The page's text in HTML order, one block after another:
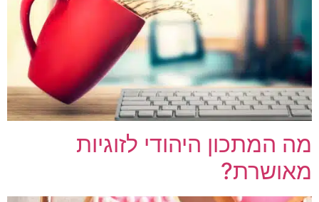
מה המתכון היהודי לזוגיות
מאושרת?